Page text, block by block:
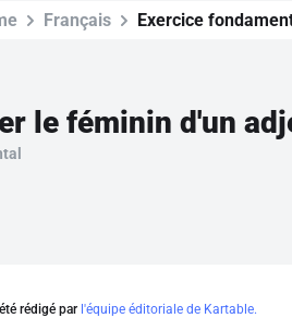
Français Exercice
le féminin d'un
rédigé par l'équipe éditoriale de Kartable.